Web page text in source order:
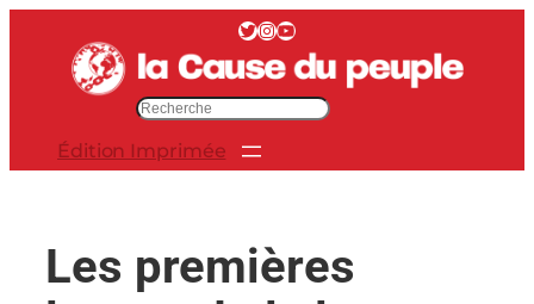
contenu
Twitter InstagramYouTube
Édition Imprimée
Les premières